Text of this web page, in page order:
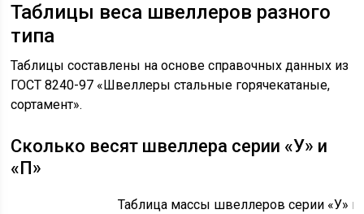
Таблицы веса швеллеров разного
типа
Таблицы составлены на основе справочных данных из
ГОСТ 8240-97 «Швеллеры стальные горячекатаные,
сортамент».
Сколько весят швеллера серии «У» и
«П»
Таблица массы швеллеров серии «У» и